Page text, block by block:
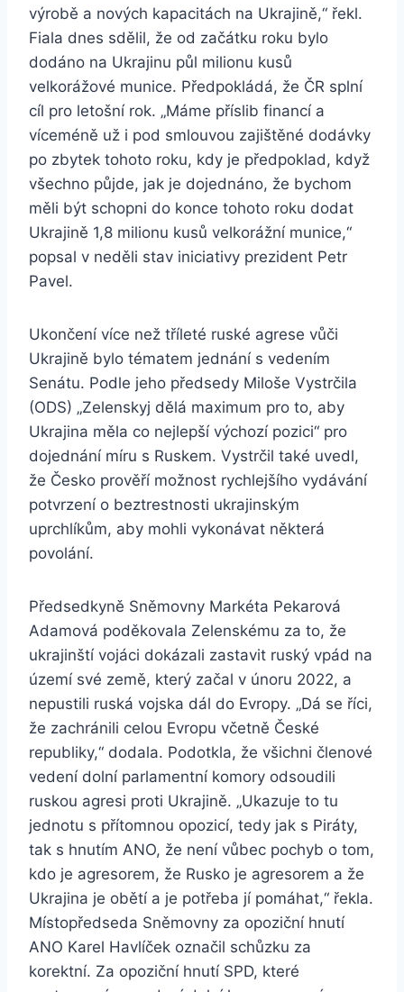
výrobě a nových kapacitách na Ukrajině,“ řekl.
Fiala dnes sdělil, že od začátku roku bylo
dodáno na Ukrajinu půl milionu kusů
velkorážové munice. Předpokládá, že ČR splní
cíl pro letošní rok. „Máme příslib financí a
víceméně už i pod smlouvou zajištěné dodávky
po zbytek tohoto roku, kdy je předpoklad, když
všechno půjde, jak je dojednáno, že bychom
měli být schopni do konce tohoto roku dodat
Ukrajině 1,8 milionu kusů velkorážní munice,“
popsal v neděli stav iniciativy prezident Petr
Pavel.
Ukončení více než tříleté ruské agrese vůči
Ukrajině bylo tématem jednání s vedením
Senátu. Podle jeho předsedy Miloše Vystrčila
(ODS) „Zelenskyj dělá maximum pro to, aby
Ukrajina měla co nejlepší výchozí pozici“ pro
dojednání míru s Ruskem. Vystrčil také uvedl,
že Česko prověří možnost rychlejšího vydávání
potvrzení o beztrestnosti ukrajinským
uprchlíkům, aby mohli vykonávat některá
povolání.
Předsedkyně Sněmovny Markéta Pekarová
Adamová poděkovala Zelenskému za to, že
ukrajinští vojáci dokázali zastavit ruský vpád na
území své země, který začal v únoru 2022, a
nepustili ruská vojska dál do Evropy. „Dá se říci,
že zachránili celou Evropu včetně České
republiky,“ dodala. Podotkla, že všichni členové
vedení dolní parlamentní komory odsoudili
ruskou agresi proti Ukrajině. „Ukazuje to tu
jednotu s přítomnou opozicí, tedy jak s Piráty,
tak s hnutím ANO, že není vůbec pochyb o tom,
kdo je agresorem, že Rusko je agresorem a že
Ukrajina je obětí a je potřeba jí pomáhat,“ řekla.
Místopředseda Sněmovny za opoziční hnutí
ANO Karel Havlíček označil schůzku za
korektní. Za opoziční hnutí SPD, které